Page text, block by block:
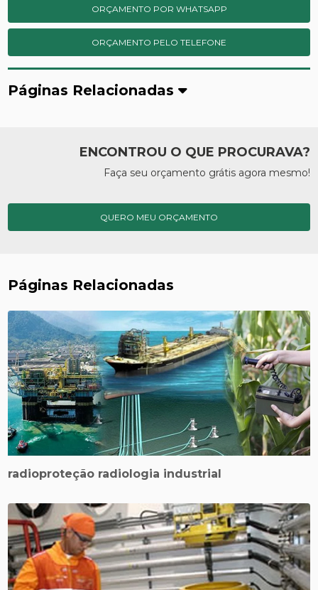
ORÇAMENTO POR WHATSAPP
ORÇAMENTO PELO TELEFONE
Páginas Relacionadas
ENCONTROU O QUE PROCURAVA?
Faça seu orçamento grátis agora mesmo!
QUERO MEU ORÇAMENTO
Páginas Relacionadas
radioproteção radiologia industrial